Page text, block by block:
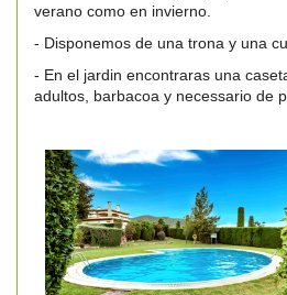
verano como en invierno.
- Disponemos de una trona y una
- En el jardin encontraras una
adultos, barbacoa y necessario de